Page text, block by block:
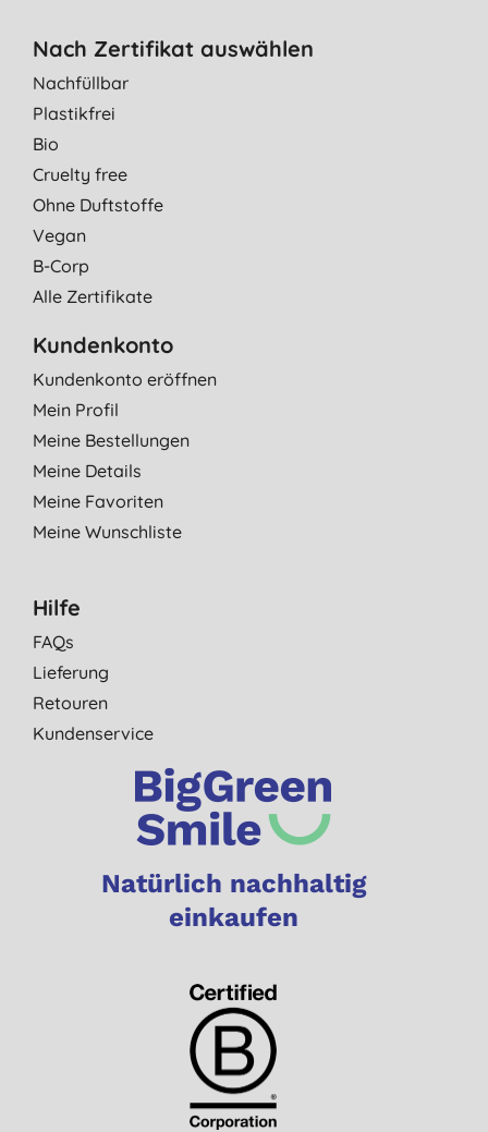
Nach Zertifikat auswählen
Nachfüllbar
Plastikfrei
Bio
Cruelty free
Ohne Duftstoffe
Vegan
B-Corp
Alle Zertifikate
Kundenkonto
Kundenkonto eröffnen
Mein Profil
Meine Bestellungen
Meine Details
Meine Favoriten
Meine Wunschliste
Hilfe
FAQs
Lieferung
Retouren
Kundenservice
Natürlich nachhaltig
einkaufen